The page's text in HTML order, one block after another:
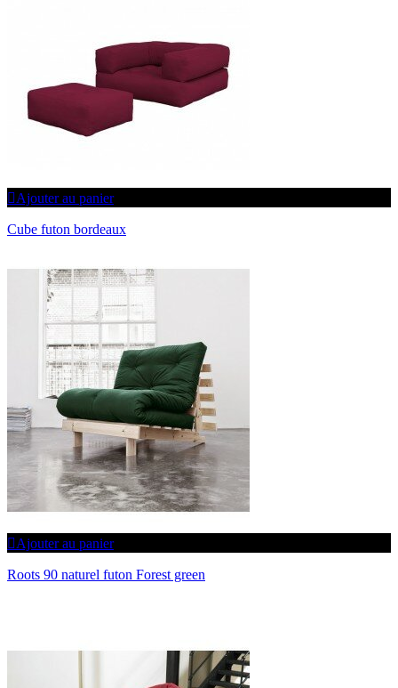
Ajouter au panier
Cube futon bordeaux
Ajouter au panier
Roots 90 naturel futon Forest green